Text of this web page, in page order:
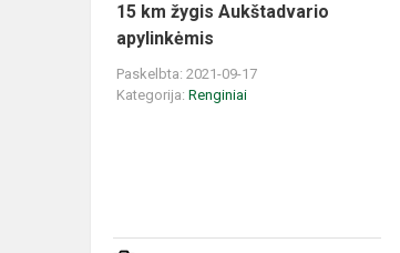
15 km žygis Aukštadvario
apylinkėmis
Paskelbta: 2021-09-17
Kategorija: Renginiai